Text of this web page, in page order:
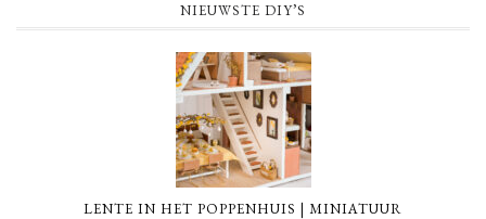
NIEUWSTE DIY’S
LENTE IN HET POPPENHUIS | MINIATUUR